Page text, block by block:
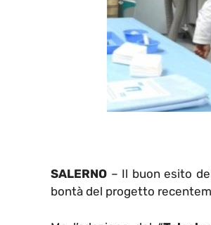
SALERNO – Il buon esito
bontà del progetto